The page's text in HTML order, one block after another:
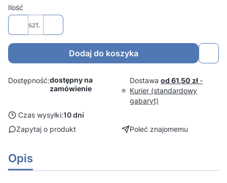
Ilość
szt.
Dodaj do koszyka
Dostępność:dostępny na
zamówienie
Dostawaod 61,50 zł -
Kurier (standardowy
gabaryt)
Czas wysyłki:10 dni
Zapytaj o produkt
Poleć znajomemu
Opis